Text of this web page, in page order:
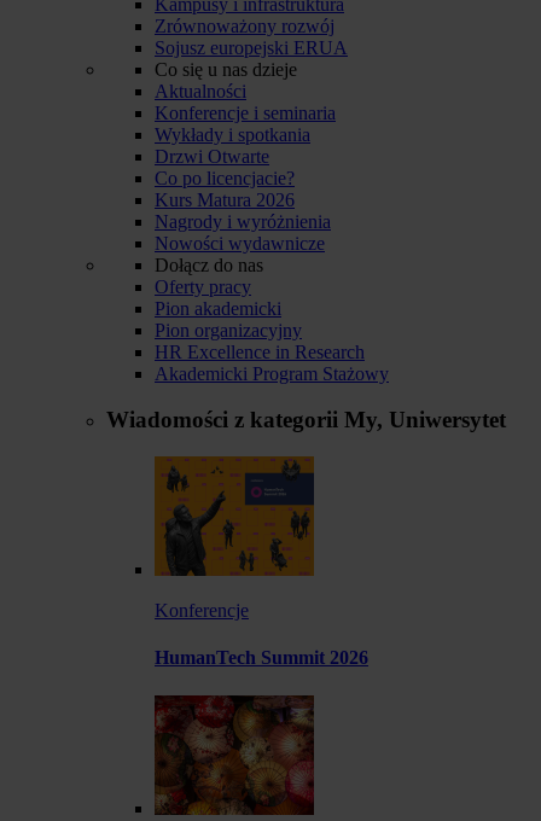
Zrównoważony rozwój
Sojusz europejski ERUA
Co się u nas dzieje
Aktualności
Konferencje i seminaria
Wykłady i spotkania
Drzwi Otwarte
Co po licencjacie?
Kurs Matura 2026
Nagrody i wyróżnienia
Nowości wydawnicze
Dołącz do nas
Oferty pracy
Pion akademicki
Pion organizacyjny
HR Excellence in Research
Akademicki Program Stażowy
Wiadomości z kategorii My, Uniwersytet
Konferencje
HumanTech Summit 2026